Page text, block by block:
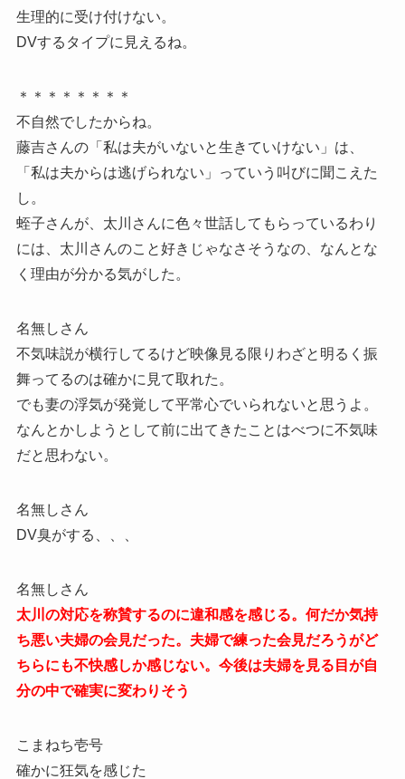
生理的に受け付けない。
DVするタイプに見えるね。
＊＊＊＊＊＊＊＊
不自然でしたからね。
藤吉さんの「私は夫がいないと生きていけない」は、
「私は夫からは逃げられない」っていう叫びに聞こえた
し。
蛭子さんが、太川さんに色々世話してもらっているわり
には、太川さんのこと好きじゃなさそうなの、なんとな
く理由が分かる気がした。
名無しさん
不気味説が横行してるけど映像見る限りわざと明るく振
舞ってるのは確かに見て取れた。
でも妻の浮気が発覚して平常心でいられないと思うよ。
なんとかしようとして前に出てきたことはべつに不気味
だと思わない。
名無しさん
DV臭がする、、、
名無しさん
太川の対応を称賛するのに違和感を感じる。何だか気持
ち悪い夫婦の会見だった。夫婦で練った会見だろうがど
ちらにも不快感しか感じない。今後は夫婦を見る目が自
分の中で確実に変わりそう
こまねち壱号
確かに狂気を感じた